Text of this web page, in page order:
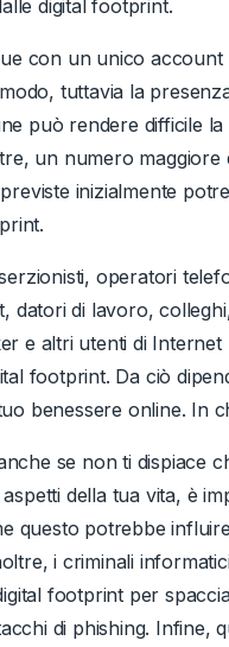
digital footprint.
con un unico account
tuttavia la
può rendere difficile
un numero maggiore
inizialmente
operatori
datori di lavoro,
e altri utenti di Internet
footprint. Da ciò
benessere online. In
se non ti dispiace
della tua vita, è
questo potrebbe
i criminali
footprint per
di phishing. Infine,